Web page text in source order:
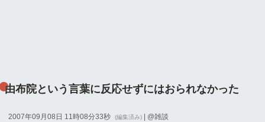
由布院という言葉に反応せずにはおられなかった
2007年09月08日 11時08分33秒 (編集済み) | @雑談